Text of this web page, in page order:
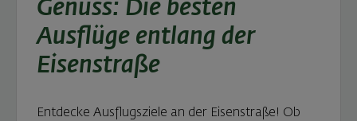
Genuss: Die besten
Ausflüge entlang der
Eisenstraße
Entdecke Ausflugsziele an der Eisenstraße! Ob